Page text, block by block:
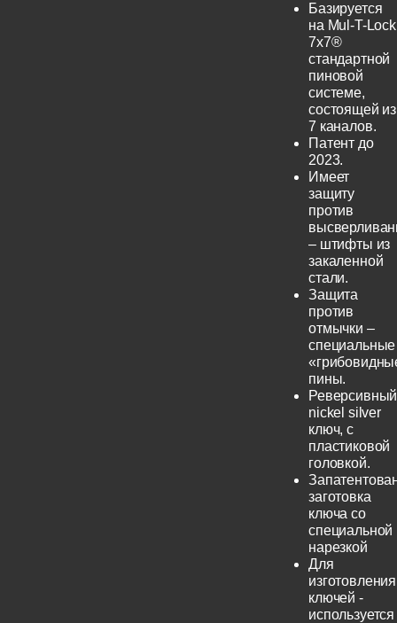
Базируется
на Mul-T-Lock
7x7®
стандартной
пиновой
системе,
состоящей из
7 каналов.
Патент до
2023.
Имеет
защиту
против
– штифты из
закаленной
стали.
Защита
против
отмычки –
специальные
пины.
Реверсивный
nickel silver
ключ, с
пластиковой
головкой.
заготовка
ключа со
специальной
нарезкой
Для
изготовления
ключей -
используется